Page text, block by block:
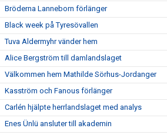
Bröderna Lanneborn förlänger
Black week på Tyresövallen
Tuva Aldermyhr vänder hem
Alice Bergström till damlandslaget
Välkommen hem Mathilde Sörhus-Jordanger
Kasström och Fanous förlänger
Carlén hjälpte herrlandslaget med analys
Enes Ünlü ansluter till akademin